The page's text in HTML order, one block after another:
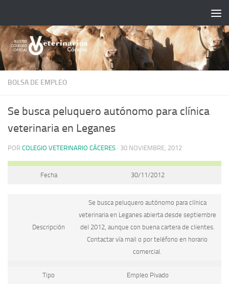
BOLSA DE EMPLEO
Se busca peluquero autónomo para clínica
veterinaria en Leganes
POR COLEGIO VETERINARIO CÁCERES · 30 NOVIEMBRE, 2012
Fecha 30/11/2012
Descripción
Se busca peluquero autónomo para clínica
veterinaria en Leganes abierta desde septiembre
del 2012, aunque con buena cartera de clientes.
Contactar vía mail o por teléfono en horario
comercial.
Tipo Empleo Pivado